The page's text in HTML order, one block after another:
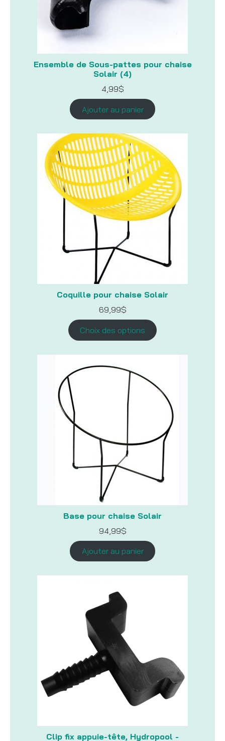
Ensemble de Sous-pattes pour chaise
Solair (4)
4,99$
Ajouter au panier
Coquille pour chaise Solair
69,99$
Choix des options
Base pour chaise Solair
94,99$
Ajouter au panier
Clip fix appuie-tête, Hydropool -